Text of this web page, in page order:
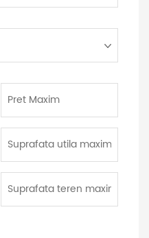
Maxim:
utila
maxima:
teren
maxima: